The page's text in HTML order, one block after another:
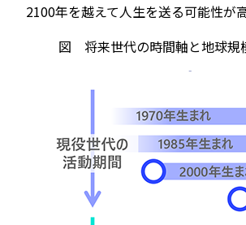
2100年を越えて人生を送る可能性が
図 将来世代の時間軸と地球規